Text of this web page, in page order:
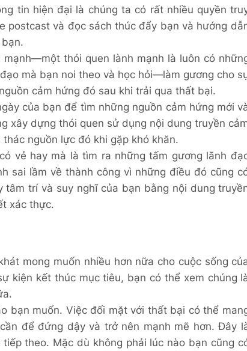
tin hiện đại là chúng ta có rất nhiều quyền
postcast và đọc sách thúc đẩy bạn và hướng
thói quen lành mạnh là luôn có
mà bạn noi theo và học hỏi—làm gương cho
cảm hứng đó sau khi trải qua thất bại.
của bạn để tìm những nguồn cảm hứng mới
xây dựng thói quen sử dụng nội dung truyền
nguồn lực đó khi gặp khó khăn.
vẻ hay mà là tìm ra những tấm gương lãnh
sai lầm về thành công vì những điều đó cũng
trí và suy nghĩ của bạn bằng nội dung
xác thực.
mong muốn nhiều hơn nữa cho cuộc sống
kiện kết thúc mục tiêu, bạn có thể xem chúng
bạn muốn. Việc đối mặt với thất bại có thể
để đứng dậy và trở nên mạnh mẽ hơn. Đây
theo. Mặc dù không phải lúc nào bạn cũng